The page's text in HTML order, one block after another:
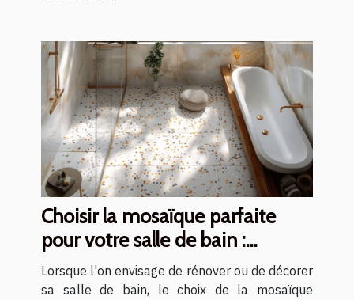
Choisir la mosaïque parfaite
pour votre salle de bain :
matériaux et designs
Lorsque l'on envisage de rénover ou de décorer
sa salle de bain, le choix de la mosaïque